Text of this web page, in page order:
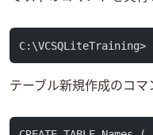
テーブル新規作成のSQLコ